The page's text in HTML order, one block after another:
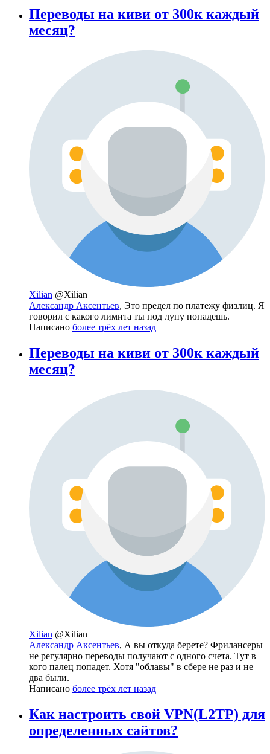
Переводы на киви от 300к каждый
месяц?
Xilian @Xilian
Александр Аксентьев, Это предел по платежу физлиц. Я
говорил с какого лимита ты под лупу попадешь.
Написано более трёх лет назад
Переводы на киви от 300к каждый
месяц?
Xilian @Xilian
Александр Аксентьев, А вы откуда берете? Фрилансеры
не регулярно переводы получают с одного счета. Тут в
кого палец попадет. Хотя "облавы" в сбере не раз и не
два были.
Написано более трёх лет назад
Как настроить свой VPN(L2TP) для
определенных сайтов?